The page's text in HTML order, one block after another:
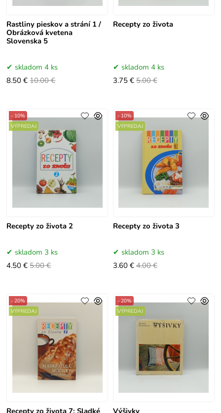
Rastliny pieskov a strání 1 /
Obrázková kvetena
Slovenska 5
skladom 4 ks
8.50 € 10.00 €
Recepty zo života
skladom 4 ks
3.75 € 5.00 €
Recepty zo života 2
- 10%
VÝPREDAJ
skladom 3 ks
4.50 € 5.00 €
Recepty zo života 3
- 10%
VÝPREDAJ
skladom 3 ks
3.60 € 4.00 €
Recepty zo života 7: Sladké
- 20%
VÝPREDAJ
Výšivky
- 20%
VÝPREDAJ